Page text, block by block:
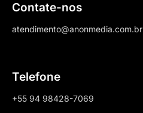
Contate-nos
atendimento@anonmedia.com.br
Telefone
+55 94 98428-7069